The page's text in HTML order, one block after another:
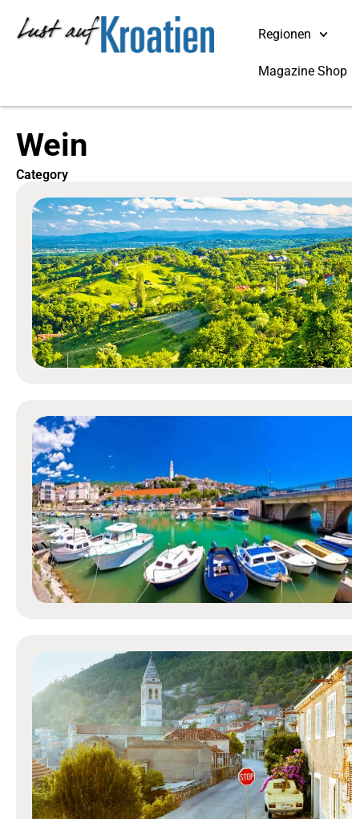
Regionen
Magazine Shop
Wein
Category